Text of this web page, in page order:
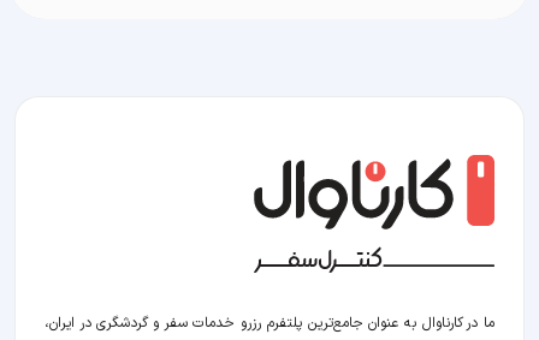
ما در کارناوال به عنوان جامع‌ترین پلتفرم رزرو خدمات سفر و گردشگری در ایران،